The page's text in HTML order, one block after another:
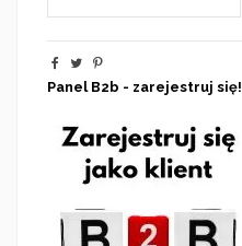
Panel B2b - zarejestruj się!